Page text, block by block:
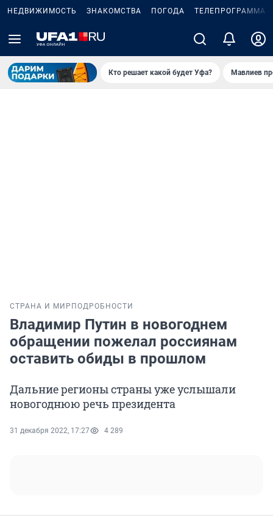
НЕДВИЖИМОСТЬ ЗНАКОМСТВА ПОГОДА ТЕЛЕПРОГРАММА
Кто решает какой будет Уфа? Мавлиев
СТРАНА И МИР ПОДРОБНОСТИ
Владимир Путин в новогоднем
обращении пожелал россиянам
оставить обиды в прошлом
Дальние регионы страны уже услышали
новогоднюю речь президента
31 декабря 2022, 17:27 4 289